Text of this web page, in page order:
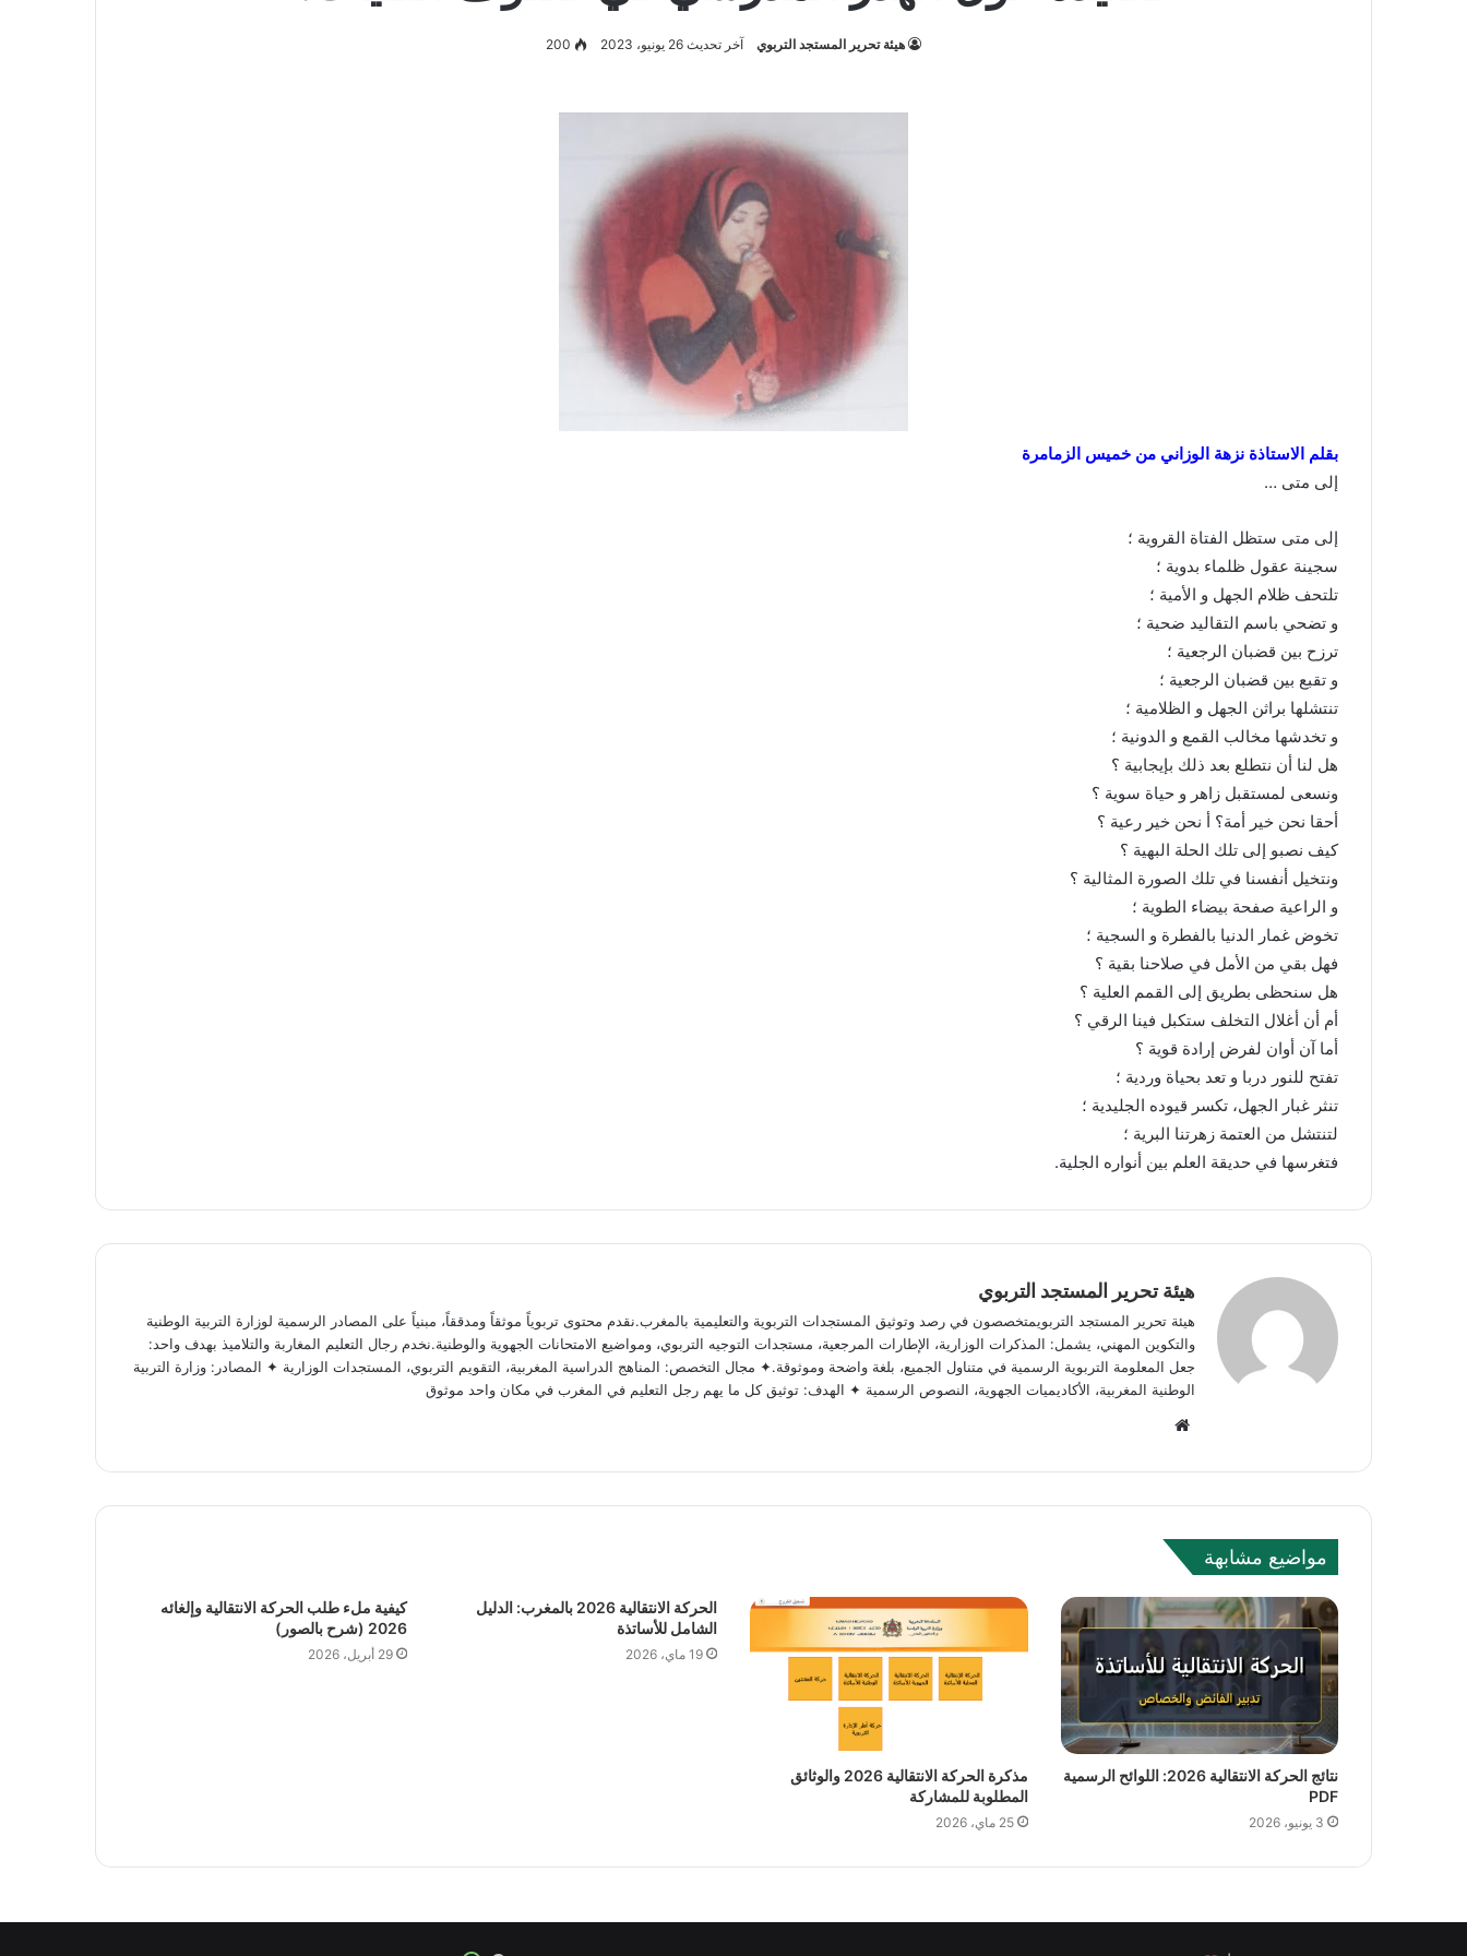
هيئة تحرير المستجد التربوي آخر تحديث 26 يونيو، 2023 200
بقلم الاستاذة نزهة الوزاني من خميس الزمامرة
إلى متى …
إلى متى ستظل الفتاة القروية ؛
سجينة عقول ظلماء بدوية ؛
تلتحف ظلام الجهل و الأمية ؛
و تضحي باسم التقاليد ضحية ؛
ترزح بين قضبان الرجعية ؛
و تقبع بين قضبان الرجعية ؛
تنتشلها براثن الجهل و الظلامية ؛
و تخدشها مخالب القمع و الدونية ؛
هل لنا أن نتطلع بعد ذلك بإيجابية ؟
ونسعى لمستقبل زاهر و حياة سوية ؟
أحقا نحن خير أمة؟ أ نحن خير رعية ؟
كيف نصبو إلى تلك الحلة البهية ؟
ونتخيل أنفسنا في تلك الصورة المثالية ؟
و الراعية صفحة بيضاء الطوية ؛
تخوض غمار الدنيا بالفطرة و السجية ؛
فهل بقي من الأمل في صلاحنا بقية ؟
هل سنحظى بطريق إلى القمم العلية ؟
أم أن أغلال التخلف ستكبل فينا الرقي ؟
أما آن أوان لفرض إرادة قوية ؟
تفتح للنور دربا و تعد بحياة وردية ؛
تنثر غبار الجهل، تكسر قيوده الجليدية ؛
لتنتشل من العتمة زهرتنا البرية ؛
فتغرسها في حديقة العلم بين أنواره الجلية.
هيئة تحرير المستجد التربوي
هيئة تحرير المستجد التربويمتخصصون في رصد وتوثيق المستجدات التربوية والتعليمية بالمغرب.نقدم محتوى تربوياً موثقاً ومدققاً، مبنياً على المصادر الرسمية لوزارة التربية الوطنية
والتكوين المهني، يشمل: المذكرات الوزارية، الإطارات المرجعية، مستجدات التوجيه التربوي، ومواضيع الامتحانات الجهوية والوطنية.نخدم رجال التعليم المغاربة والتلاميذ بهدف واحد:
جعل المعلومة التربوية الرسمية في متناول الجميع، بلغة واضحة وموثوقة.✦ مجال التخصص: المناهج الدراسية المغربية، التقويم التربوي، المستجدات الوزارية ✦ المصادر: وزارة التربية
الوطنية المغربية، الأكاديميات الجهوية، النصوص الرسمية ✦ الهدف: توثيق كل ما يهم رجل التعليم في المغرب في مكان واحد موثوق
b
s
t
مواضيع مشابهة
نتائج الحركة الانتقالية 2026: اللوائح الرسمية
PDF
3 يونيو، 2026
مذكرة الحركة الانتقالية 2026 والوثائق
المطلوبة للمشاركة
25 ماي، 2026
الحركة الانتقالية 2026 بالمغرب: الدليل
الشامل للأساتذة
19 ماي، 2026
كيفية ملء طلب الحركة الانتقالية وإلغائه
2026 (شرح بالصور)
29 أبريل، 2026